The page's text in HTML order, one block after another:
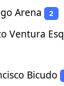
Arena 2
Ventura Esq
Bicudo